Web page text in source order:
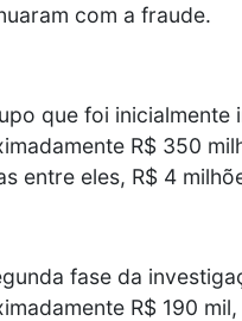
com a fraude.
que foi inicialmente
R$ 350
entre eles, R$ 4
fase da
R$ 190